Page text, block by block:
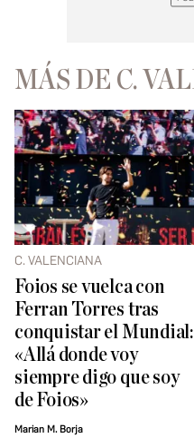
MÁS DE C.
C. VALENCIANA
Foios se vuelca con
Ferran Torres tras
conquistar el Mundial:
«Allá donde voy
siempre digo que soy
de Foios»
Marian M. Borja